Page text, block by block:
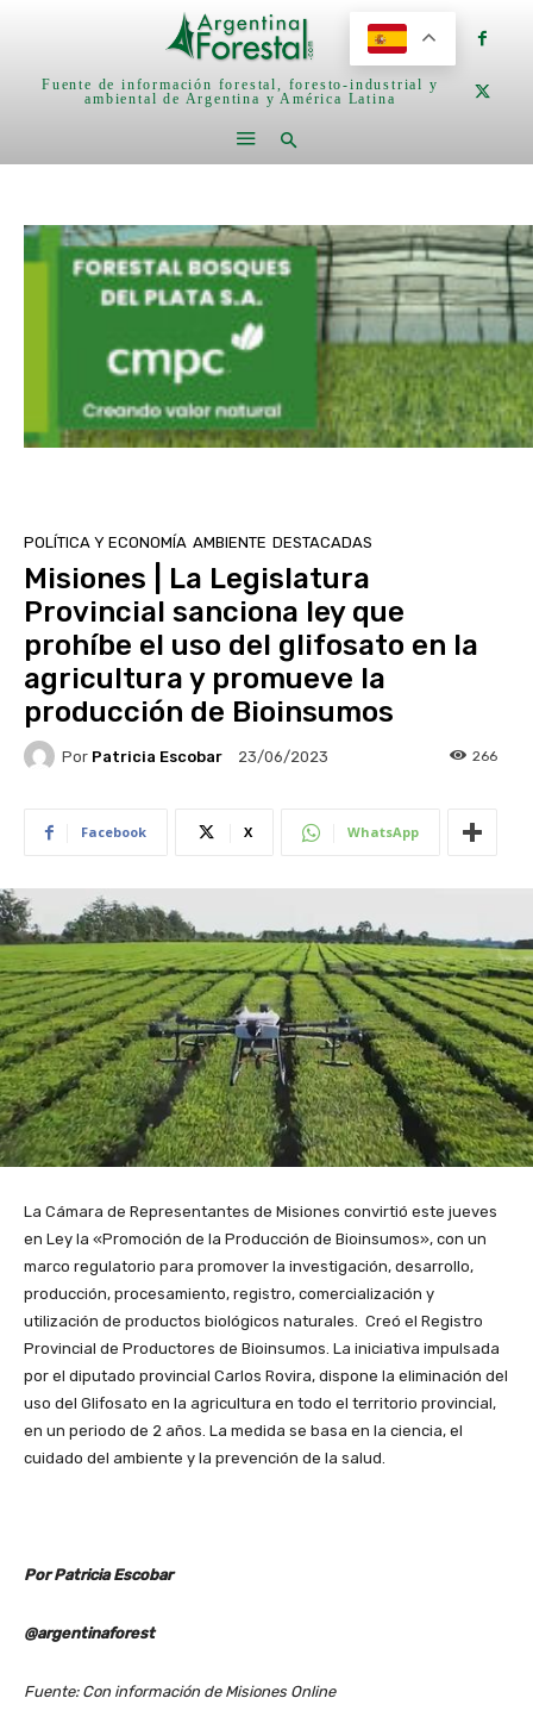
Fuente de información forestal, foresto-industrial y
ambiental de Argentina y América Latina
POLÍTICA Y ECONOMÍA AMBIENTE DESTACADAS
Misiones | La Legislatura
Provincial sanciona ley que
prohíbe el uso del glifosato en la
agricultura y promueve la
producción de Bioinsumos
Por Patricia Escobar 23/06/2023 266
Facebook X WhatsApp
La Cámara de Representantes de Misiones convirtió este jueves
en Ley la «Promoción de la Producción de Bioinsumos», con un
marco regulatorio para promover la investigación, desarrollo,
producción, procesamiento, registro, comercialización y
utilización de productos biológicos naturales. Creó el Registro
Provincial de Productores de Bioinsumos. La iniciativa impulsada
por el diputado provincial Carlos Rovira, dispone la eliminación del
uso del Glifosato en la agricultura en todo el territorio provincial,
en un periodo de 2 años. La medida se basa en la ciencia, el
cuidado del ambiente y la prevención de la salud.
Por Patricia Escobar
@argentinaforest
Fuente: Con información de Misiones Online